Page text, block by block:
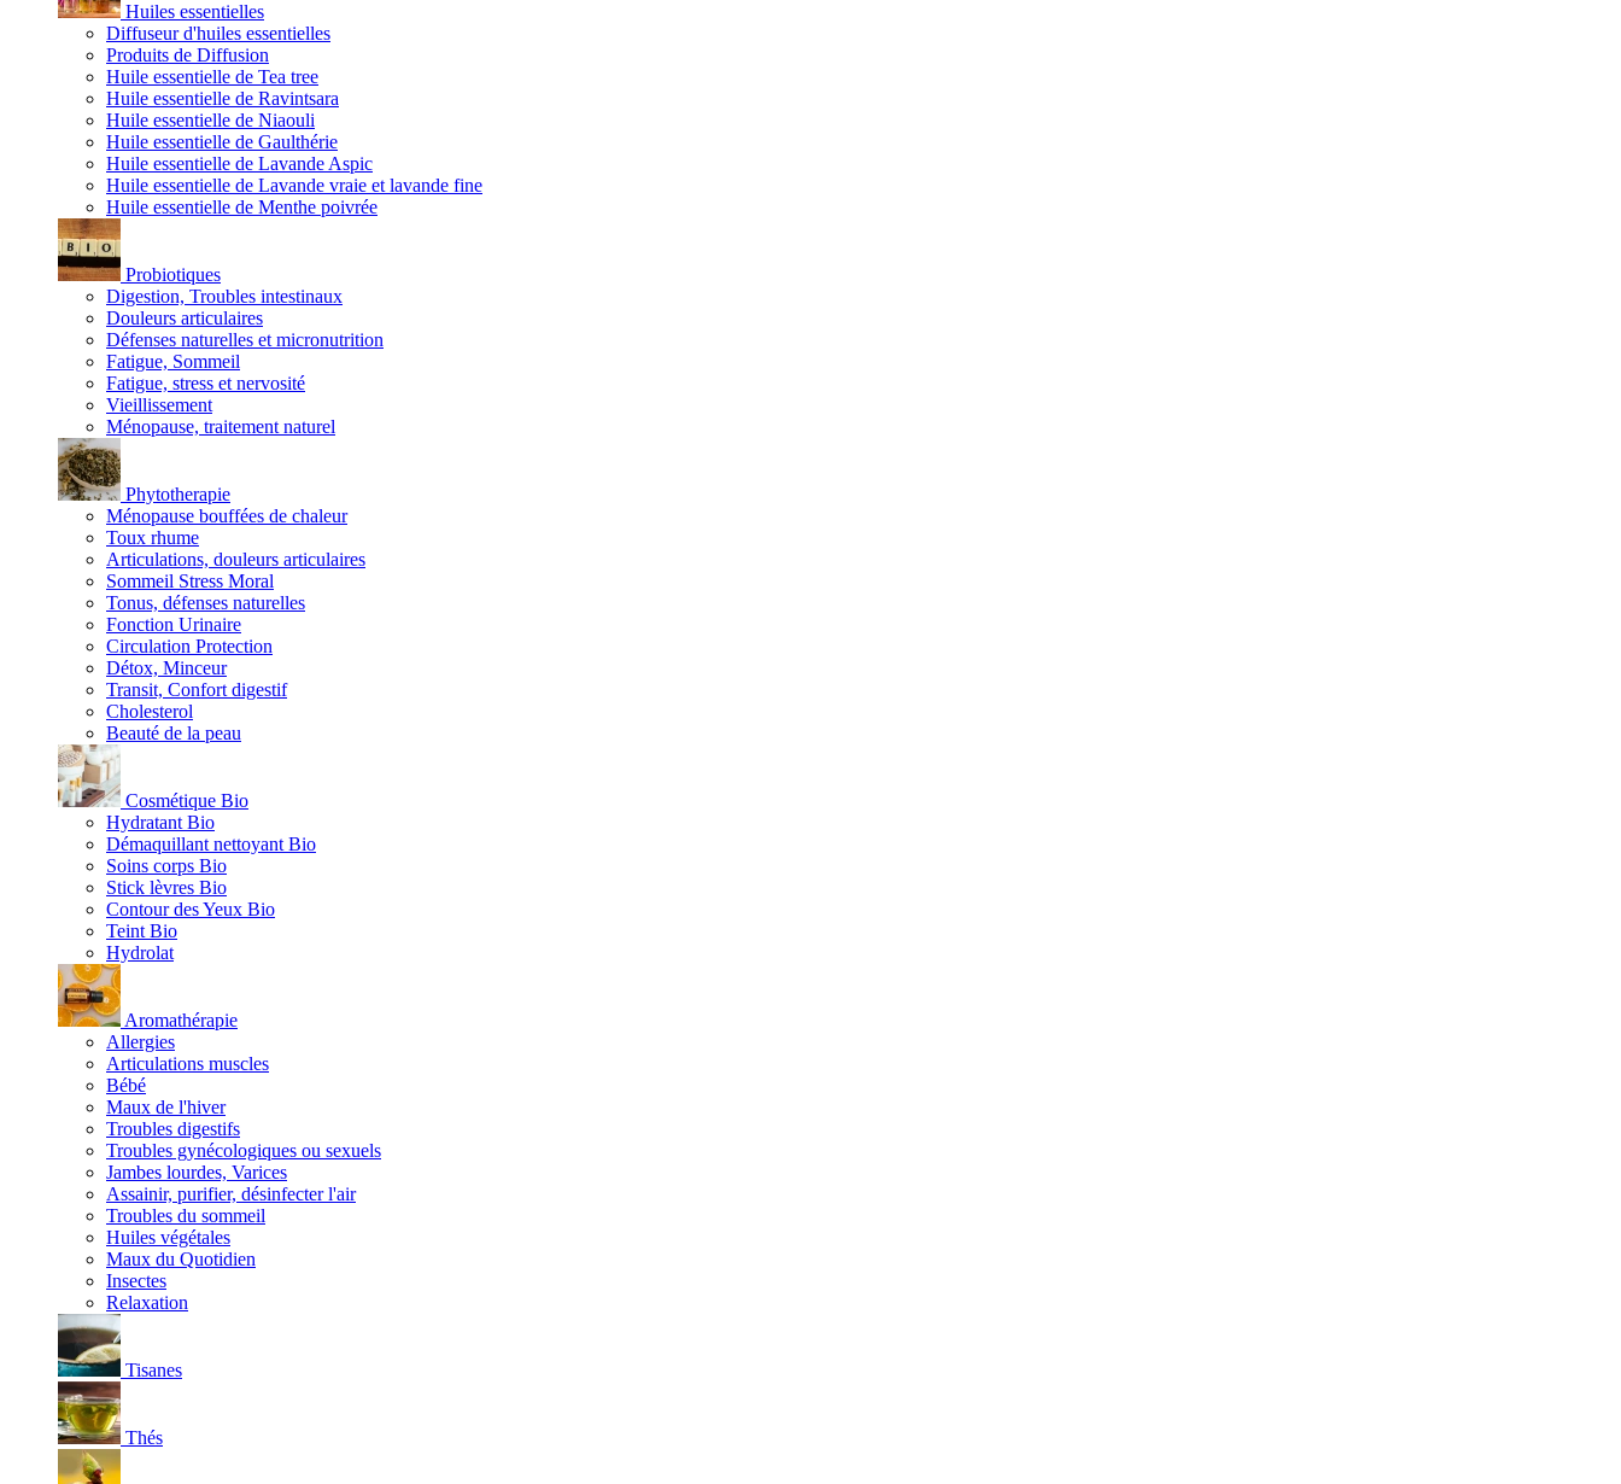
Huiles essentielles
Diffuseur d'huiles essentielles
Produits de Diffusion
Huile essentielle de Tea tree
Huile essentielle de Ravintsara
Huile essentielle de Niaouli
Huile essentielle de Gaulthérie
Huile essentielle de Lavande Aspic
Huile essentielle de Lavande vraie et lavande fine
Huile essentielle de Menthe poivrée
Probiotiques
Digestion, Troubles intestinaux
Douleurs articulaires
Défenses naturelles et micronutrition
Fatigue, Sommeil
Fatigue, stress et nervosité
Vieillissement
Ménopause, traitement naturel
Phytotherapie
Ménopause bouffées de chaleur
Toux rhume
Articulations, douleurs articulaires
Sommeil Stress Moral
Tonus, défenses naturelles
Fonction Urinaire
Circulation Protection
Détox, Minceur
Transit, Confort digestif
Cholesterol
Beauté de la peau
Cosmétique Bio
Hydratant Bio
Démaquillant nettoyant Bio
Soins corps Bio
Stick lèvres Bio
Contour des Yeux Bio
Teint Bio
Hydrolat
Aromathérapie
Allergies
Articulations muscles
Bébé
Maux de l'hiver
Troubles digestifs
Troubles gynécologiques ou sexuels
Jambes lourdes, Varices
Assainir, purifier, désinfecter l'air
Troubles du sommeil
Huiles végétales
Maux du Quotidien
Insectes
Relaxation
Tisanes
Thés